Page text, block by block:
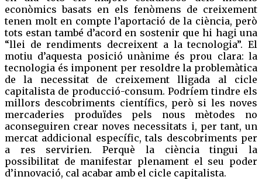
econòmics basats en els fenòmens de creixement
tenen molt en compte l’aportació de la ciència, però
tots estan també d’acord en sostenir que hi hagi una
“llei de rendiments decreixent a la tecnologia”. El
motiu d’aquesta posició unànime és prou clara: la
tecnologia és imponent per resoldre la problemàtica
de la necessitat de creixement lligada al cicle
capitalista de producció-consum. Podríem tindre els
millors descobriments científics, però si les noves
mercaderies produïdes pels nous mètodes no
aconseguiren crear noves necessitats i, per tant, un
mercat addicional específic, tals descobriments per
a res servirien. Perquè la ciència tingui la
possibilitat de manifestar plenament el seu poder
d’innovació, cal acabar amb el cicle capitalista.